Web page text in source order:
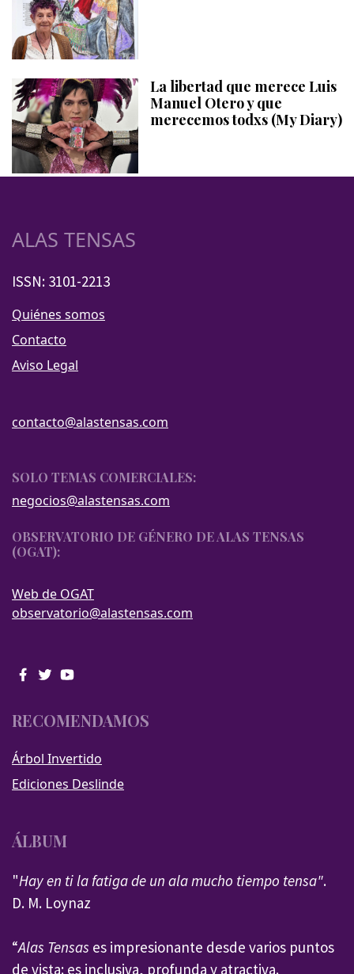
La libertad que merece Luis
Manuel Otero y que
merecemos todxs (My Diary)
ALAS TENSAS
ISSN: 3101-2213
Quiénes somos
Contacto
Aviso Legal
contacto@alastensas.com
SOLO TEMAS COMERCIALES:
negocios@alastensas.com
OBSERVATORIO DE GÉNERO DE ALAS TENSAS
(OGAT):
Web de OGAT
observatorio@alastensas.com
RECOMENDAMOS
Árbol Invertido
Ediciones Deslinde
ÁLBUM
"Hay en ti la fatiga de un ala mucho tiempo tensa".
D. M. Loynaz
“Alas Tensas es impresionante desde varios puntos
de vista: es inclusiva, profunda y atractiva.